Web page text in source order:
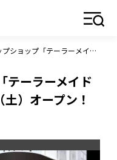
フラッグシップショップ「テーラーメイド 銀座」2019年11月16日（土）オープン！
テーラーメイド
）オープン！